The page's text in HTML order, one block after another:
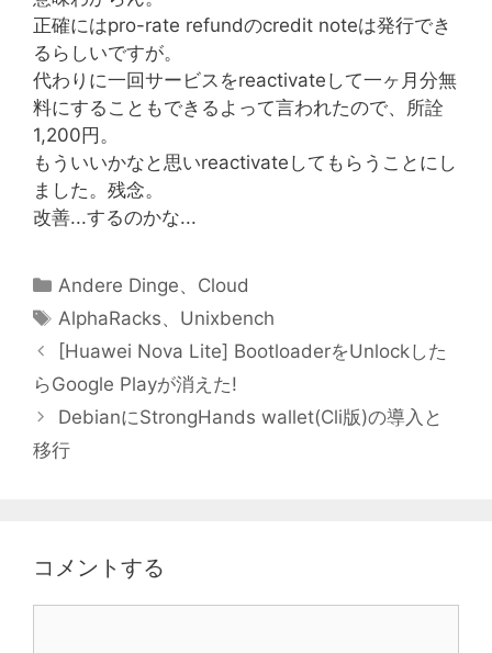
正確にはpro-rate refundのcredit noteは発行でき
るらしいですが。
代わりに一回サービスをreactivateして一ヶ月分無
料にすることもできるよって言われたので、所詮
1,200円。
もういいかなと思いreactivateしてもらうことにし
ました。残念。
改善...するのかな...
カ
テ
リ
ー
Andere Dinge、 Cloud
タ
グ
AlphaRacks、 Unixbench
[Huawei Nova Lite] BootloaderをUnlockした
らGoogle Playが消えた!
DebianにStrongHands wallet(Cli版)の導入と
移行
コメントする